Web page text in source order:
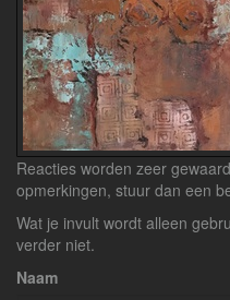
Reacties worden zeer
opmerkingen, stuur dan een
Wat je invult wordt alleen
verder niet.
Naam